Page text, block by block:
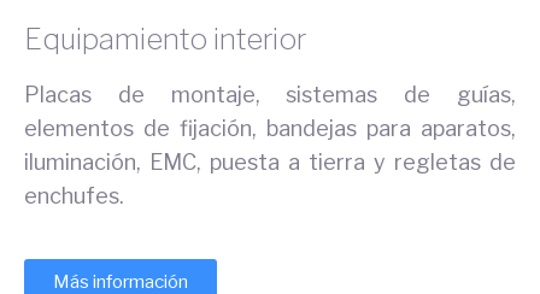
Equipamiento interior
Placas de montaje, sistemas de guías,
elementos de fijación, bandejas para aparatos,
iluminación, EMC, puesta a tierra y regletas de
enchufes.
Más información